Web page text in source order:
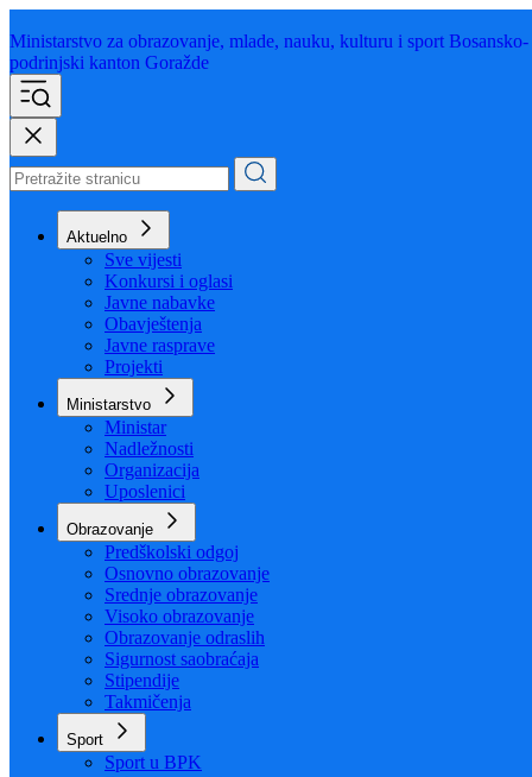
Ministarstvo za obrazovanje,
podrinjski kanton Goražde
Aktuelno
Sve vijesti
Konkursi i oglasi
Javne nabavke
Obavještenja
Javne rasprave
Projekti
Ministarstvo
Ministar
Nadležnosti
Organizacija
Uposlenici
Obrazovanje
Predškolski odgoj
Osnovno obrazovanje
Srednje obrazovanje
Visoko obrazovanje
Obrazovanje odraslih
Sigurnost saobraćaja
Stipendije
Takmičenja